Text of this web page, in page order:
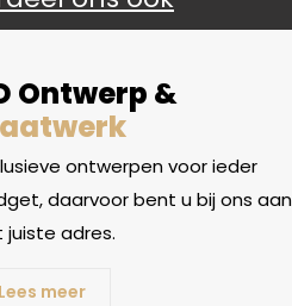
Ontwerp &
ontwerpen voor ieder
daarvoor bent u bij ons aan
juiste adres.
Lees meer